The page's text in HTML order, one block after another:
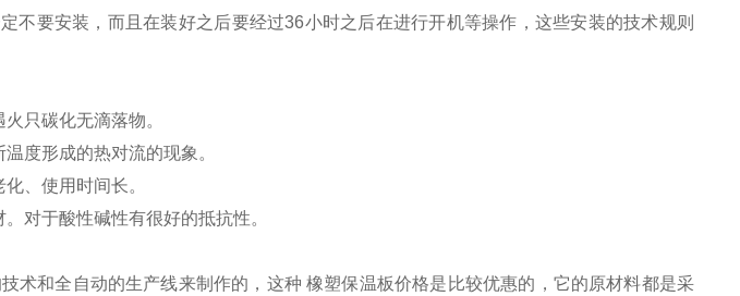
不要安装，而且在装好之后要经过36小时之后在进行开机等操作，这些安装的技术规则
只碳化无滴落物。
度形成的热对流的现象。
、使用时间长。
对于酸性碱性有很好的抵抗性。
术和全自动的生产线来制作的，这种 橡塑保温板价格是比较优惠的，它的原材料都是采